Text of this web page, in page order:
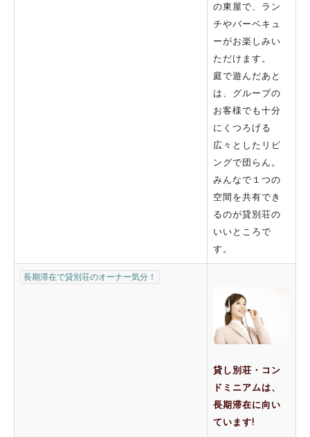
の東屋で、ラン
チやバーベキュ
ーがお楽しみい
ただけます。
庭で遊んだあと
は、グループの
お客様でも十分
にくつろげる
広々としたリビ
ングで団らん。
みんなで１つの
空間を共有でき
るのが貸別荘の
いいところで
す。
長期滞在で貸別荘のオーナー気分！
貸し別荘・コン
ドミニアムは、
長期滞在に向い
ています!